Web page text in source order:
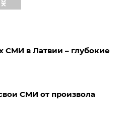
СМИ в Латвии – глубокие
СМИ от произвола